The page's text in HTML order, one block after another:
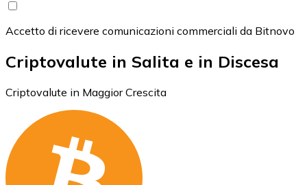
Accetto di ricevere comunicazioni commerciali da Bitnovo
Criptovalute in Salita e in Discesa
Criptovalute in Maggior Crescita